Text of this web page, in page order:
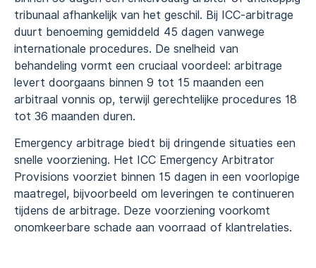
tribunaal afhankelijk van het geschil. Bij ICC-arbitrage
duurt benoeming gemiddeld 45 dagen vanwege
internationale procedures. De snelheid van
behandeling vormt een cruciaal voordeel: arbitrage
levert doorgaans binnen 9 tot 15 maanden een
arbitraal vonnis op, terwijl gerechtelijke procedures 18
tot 36 maanden duren.
Emergency arbitrage biedt bij dringende situaties een
snelle voorziening. Het ICC Emergency Arbitrator
Provisions voorziet binnen 15 dagen in een voorlopige
maatregel, bijvoorbeeld om leveringen te continueren
tijdens de arbitrage. Deze voorziening voorkomt
onomkeerbare schade aan voorraad of klantrelaties.